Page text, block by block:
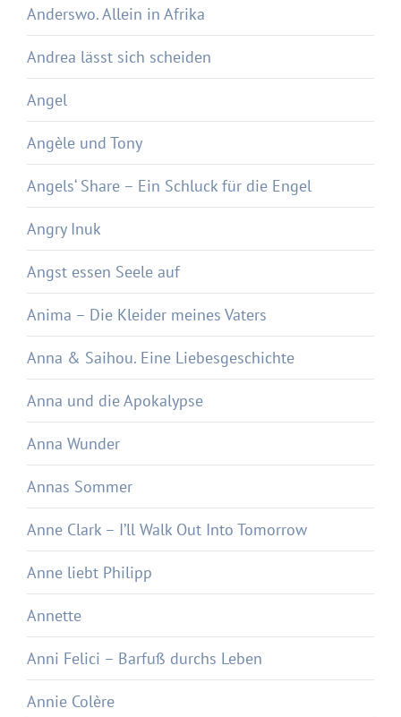
Anderswo. Allein in Afrika
Andrea lässt sich scheiden
Angel
Angèle und Tony
Angels‘ Share – Ein Schluck für die Engel
Angry Inuk
Angst essen Seele auf
Anima – Die Kleider meines Vaters
Anna & Saihou. Eine Liebesgeschichte
Anna und die Apokalypse
Anna Wunder
Annas Sommer
Anne Clark – I’ll Walk Out Into Tomorrow
Anne liebt Philipp
Annette
Anni Felici – Barfuß durchs Leben
Annie Colère